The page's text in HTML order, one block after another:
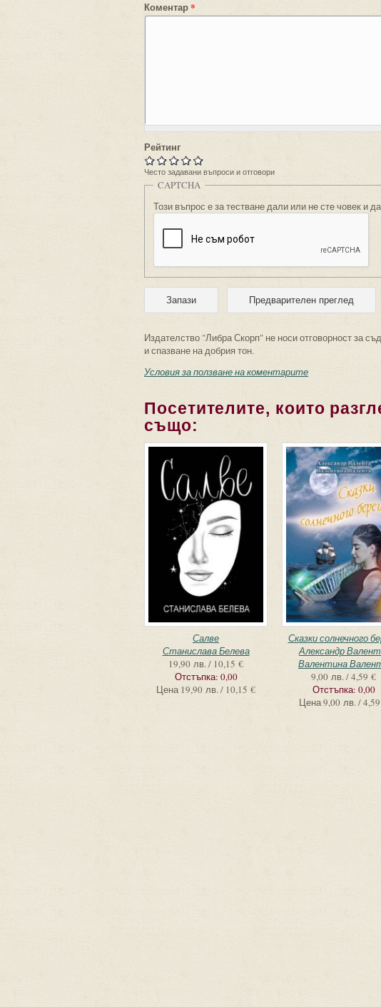
Коментар*
Рейтинг
Често задавани въпроси и отговори
CAPTCHA
Този въпрос е за тестване дали или не сте човек и
Издателство "Либра Скорп" не носи отговорност за
и спазване на добрия тон.
Условия за ползване на коментарите
Посетителите, които
също:
Салве
Станислава Белева
19,90 лв. / 10,15 €
Отстъпка: 0,00
Цена 19,90 лв. / 10,15 €
Сказки солнечного
Александр
Валентина
9,00 лв. / 4,59 €
Отстъпка: 0,00
Цена9,00 лв. /